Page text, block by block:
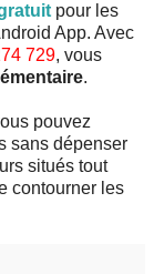
pour les
App. Avec
729, vous
.
pouvez
sans dépenser
situés tout
contourner les